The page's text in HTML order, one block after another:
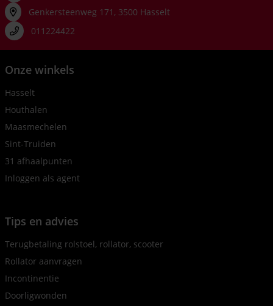
Genkersteenweg 171, 3500 Hasselt
011224422
Onze winkels
Hasselt
Houthalen
Maasmechelen
Sint-Truiden
31 afhaalpunten
Inloggen als agent
Tips en advies
Terugbetaling rolstoel, rollator, scooter
Rollator aanvragen
Incontinentie
Doorligwonden